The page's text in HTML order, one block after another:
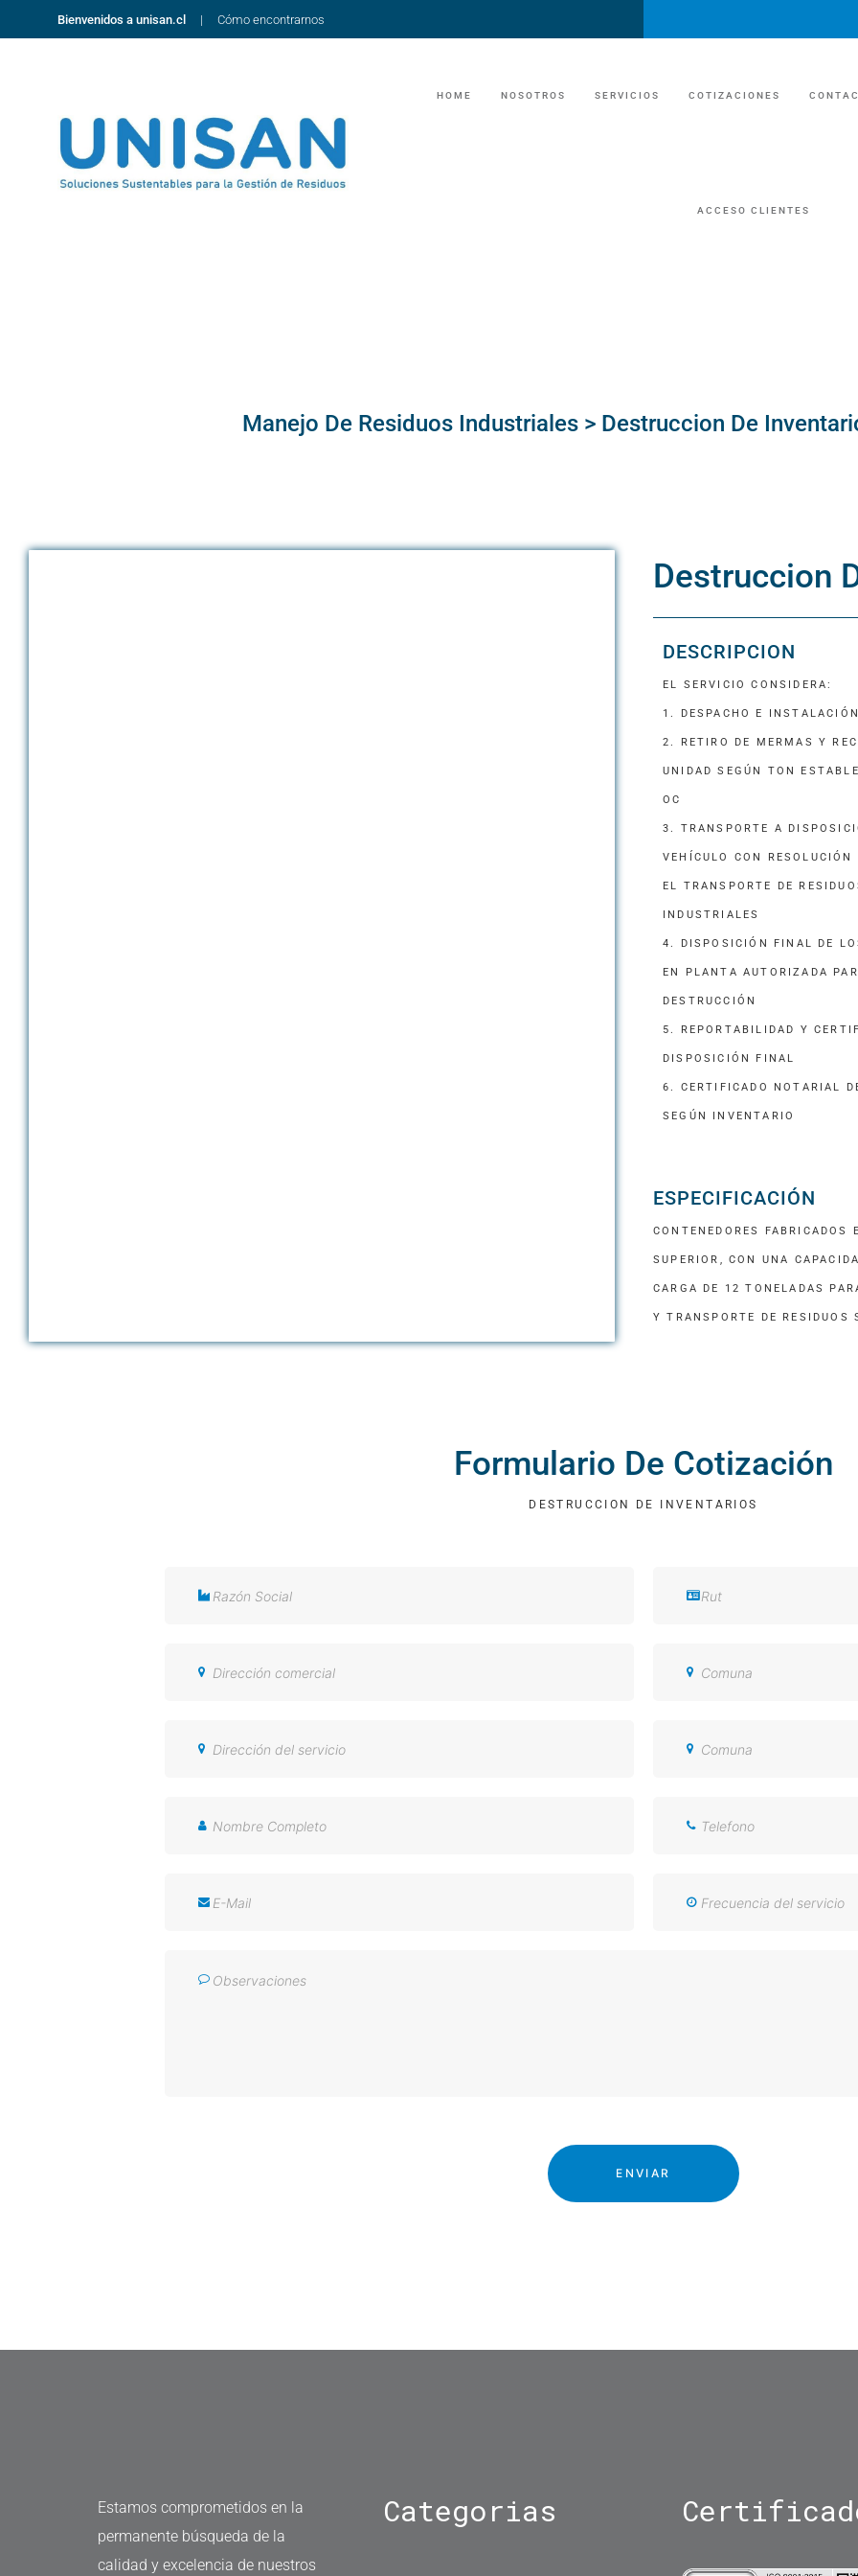
Bienvenidos a unisan.cl Cómo encontrarnos
HOME NOSOTROS SERVICIOS
UNIDADES SANITARIAS
COTIZACIONES
UNIDADES
GUÍA DE
GUÍA
ACCESO CLIENTES
Manejo De Residuos Industriales > Destruccion De
Destruccion
DESCRIPCION
EL SERVICIO CONSIDERA:
1. DESPACHO E
2. RETIRO DE MERMAS Y
UNIDAD SEGÚN TON
OC
3. TRANSPORTE A
VEHÍCULO CON RESOLUCIÓN
EL TRANSPORTE DE
INDUSTRIALES
4. DISPOSICIÓN FINAL DE
EN PLANTA AUTORIZADA
DESTRUCCIÓN
5. REPORTABILIDAD Y
DISPOSICIÓN FINAL
6. CERTIFICADO NOTARIAL
SEGÚN INVENTARIO
ESPECIFICACIÓN
CONTENEDORES
SUPERIOR, CON UNA
CARGA DE 12 TONELADAS
Y TRANSPORTE DE RESIDUOS
Formulario De Cotización
DESTRUCCION DE INVENTARIOS
Estamos comprometidos en la
permanente búsqueda de la
calidad y excelencia de nuestros
Categorias